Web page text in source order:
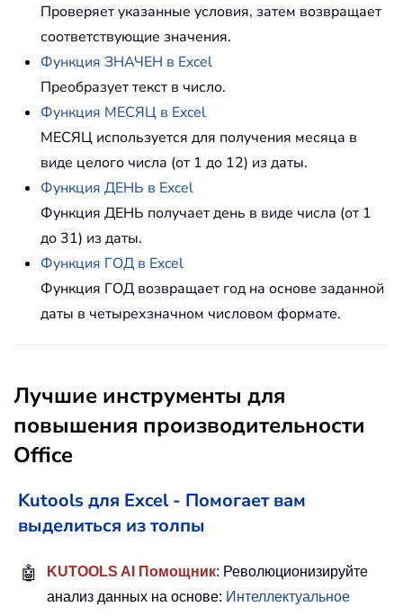
Проверяет указанные условия, затем возвращает
соответствующие значения.
Функция ЗНАЧЕН в Excel
Преобразует текст в число.
Функция МЕСЯЦ в Excel
МЕСЯЦ используется для получения месяца в
виде целого числа (от 1 до 12) из даты.
Функция ДЕНЬ в Excel
Функция ДЕНЬ получает день в виде числа (от 1
до 31) из даты.
Функция ГОД в Excel
Функция ГОД возвращает год на основе заданной
даты в четырехзначном числовом формате.
Лучшие инструменты для
повышения производительности
Office
Kutools для Excel - Помогает вам
выделиться из толпы
🤖 KUTOOLS AI Помощник: Революционизируйте
анализ данных на основе: Интеллектуальное